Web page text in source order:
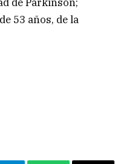
53 años, de la